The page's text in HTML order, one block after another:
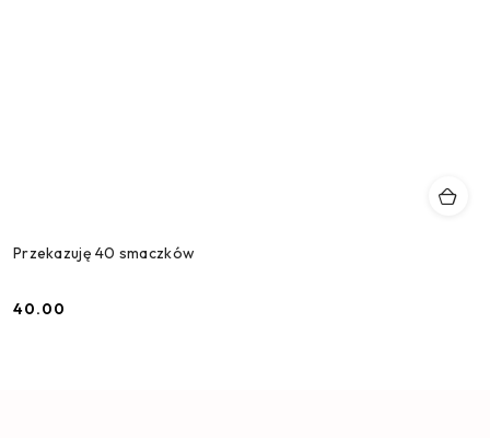
Przekazuję 40 smaczków
Cena:
40.00